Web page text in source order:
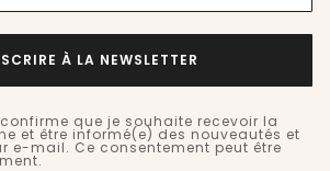
À LA NEWSLETTER
que je souhaite recevoir la
et être informé(e) des nouveautés et
e-mail. Ce consentement peut être